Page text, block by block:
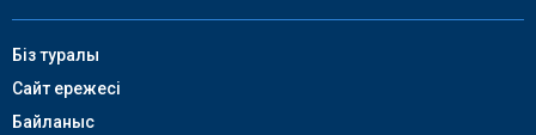
Біз туралы
Сайт ережесі
Байланыс